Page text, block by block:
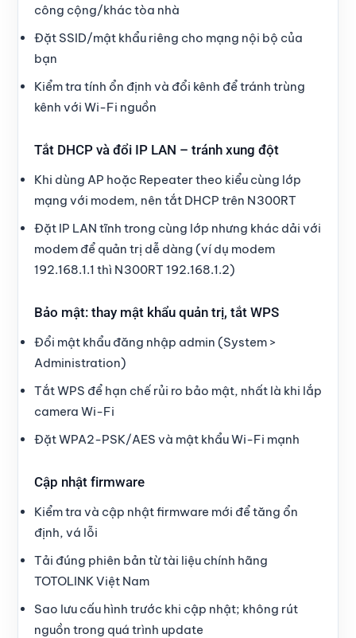
công cộng/khác tòa nhà
Đặt SSID/mật khẩu riêng cho mạng nội bộ của
bạn
Kiểm tra tính ổn định và đổi kênh để tránh trùng
kênh với Wi-Fi nguồn
Tắt DHCP và đổi IP LAN – tránh xung đột
Khi dùng AP hoặc Repeater theo kiểu cùng lớp
mạng với modem, nên tắt DHCP trên N300RT
Đặt IP LAN tĩnh trong cùng lớp nhưng khác dải với
modem để quản trị dễ dàng (ví dụ modem
192.168.1.1 thì N300RT 192.168.1.2)
Bảo mật: thay mật khẩu quản trị, tắt WPS
Đổi mật khẩu đăng nhập admin (System >
Administration)
Tắt WPS để hạn chế rủi ro bảo mật, nhất là khi lắp
camera Wi-Fi
Đặt WPA2-PSK/AES và mật khẩu Wi-Fi mạnh
Cập nhật firmware
Kiểm tra và cập nhật firmware mới để tăng ổn
định, vá lỗi
Tải đúng phiên bản từ tài liệu chính hãng
TOTOLINK Việt Nam
Sao lưu cấu hình trước khi cập nhật; không rút
nguồn trong quá trình update